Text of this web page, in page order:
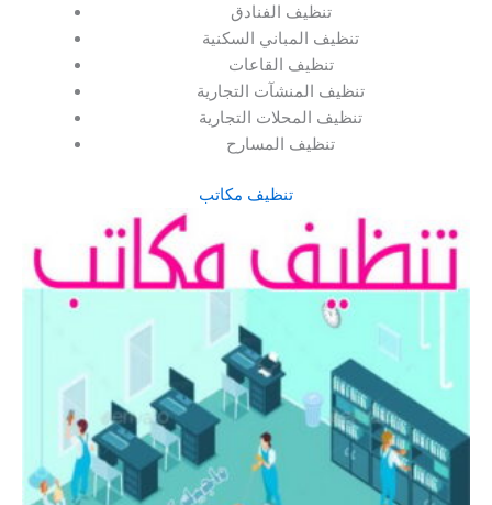
تنظيف الفنادق
تنظيف المباني السكنية
تنظيف القاعات
تنظيف المنشآت التجارية
تنظيف المحلات التجارية
تنظيف المسارح
تنظيف مكاتب